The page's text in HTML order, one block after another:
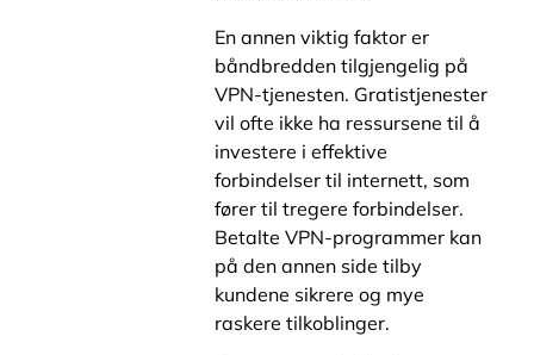
En annen viktig faktor er
båndbredden tilgjengelig på
VPN-tjenesten. Gratistjenester
vil ofte ikke ha ressursene til å
investere i effektive
forbindelser til internett, som
fører til tregere forbindelser.
Betalte VPN-programmer kan
på den annen side tilby
kundene sikrere og mye
raskere tilkoblinger.